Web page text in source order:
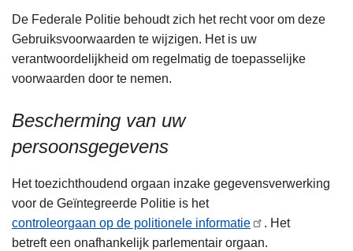
De Federale Politie behoudt zich het recht voor om deze
Gebruiksvoorwaarden te wijzigen. Het is uw
verantwoordelijkheid om regelmatig de toepasselijke
voorwaarden door te nemen.
Bescherming van uw
persoonsgegevens
Het toezichthoudend orgaan inzake gegevensverwerking
voor de Geïntegreerde Politie is het
controleorgaan op de politionele informatie
. Het
betreft een onafhankelijk parlementair orgaan.